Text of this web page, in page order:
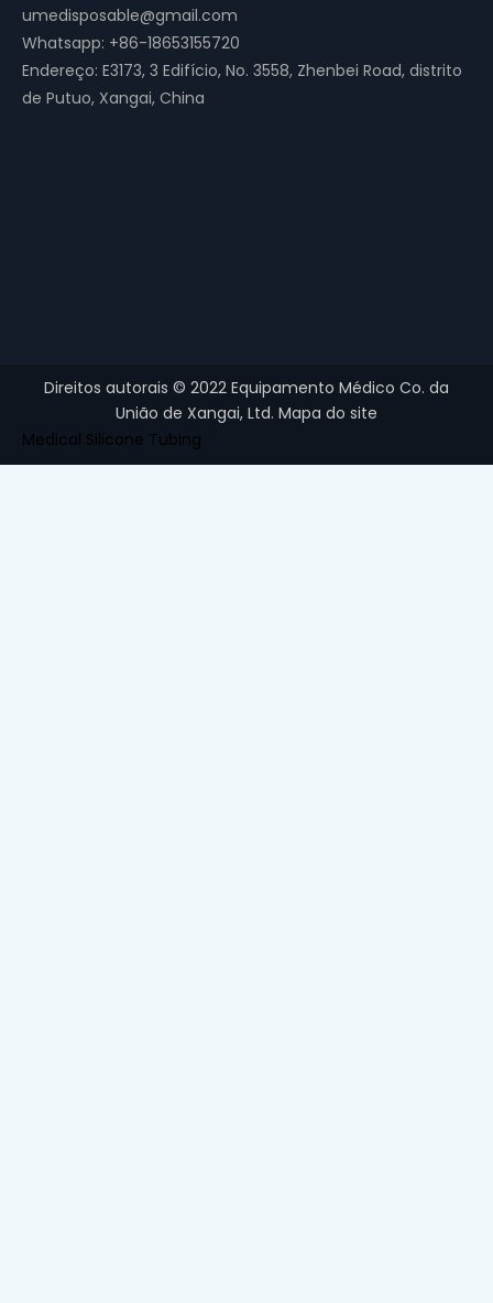
umedisposable@gmail.com
Whatsapp: +86-18653155720
Endereço: E3173, 3 Edifício, No. 3558, Zhenbei Road, distrito
de Putuo, Xangai, China
Direitos autorais © 2022 Equipamento Médico Co. da
União de Xangai, Ltd. Mapa do site
Medical Silicone Tubing